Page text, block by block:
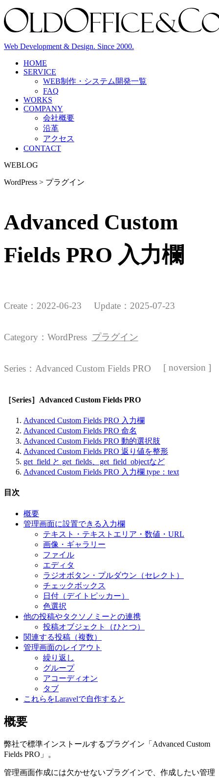
Web Development & Design. Since 2000.
HOME
SERVICE
WEB制作・システム開発一覧
FAQ
WORKS
COMPANY
会社概要
沿革
アクセス
CONTACT
WEBLOG
WordPress > プラグイン
Advanced Custom
Fields PRO 入力欄
Create： 2022-06-23 Update： 2025-07-23
Category： WordPress プラグイン
Series： Advanced Custom Fields PRO [ noversion ]
［Series］Advanced Custom Fields PRO
Advanced Custom Fields PRO 入力欄
Advanced Custom Fields PRO 命名
Advanced Custom Fields PRO 動的選択肢
Advanced Custom Fields PRO 返り値を整形
get_field と get_fields、get_field_objectなど
Advanced Custom Fields PRO 入力欄 type：text
目次
概要
管理画面に設置できる入力欄
テキスト・テキストエリア・数値・URL
画像・ギャラリー
ファイル
エディタ
ラジオボタン・プルダウン（セレクト）
チェックボックス
日付（デイトピッカー）
色選択
他の投稿やタクソノミーとの連携
投稿オブジェクト（ひとつ）
関連する投稿（複数）
管理画面のレイアウト
繰り返し
グループ
アコーディオン
タブ
これらをLaravelで自作すると
概要
弊社で標準インストールするプラグイン「Advanced Custom
Fields PRO」。
管理画面作成には欠かせないプラグインで、作成したい管理